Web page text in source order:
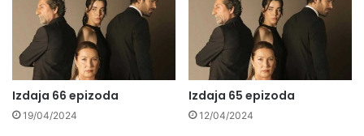
Izdaja 66 epizoda
19/04/2024
Izdaja 65 epizoda
12/04/2024